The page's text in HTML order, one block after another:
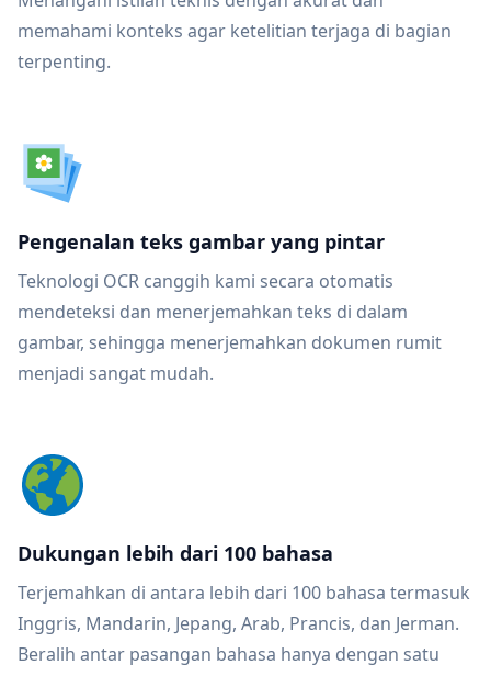
memahami konteks agar ketelitian terjaga di bagian
terpenting.
Pengenalan teks gambar yang pintar
Teknologi OCR canggih kami secara otomatis
mendeteksi dan menerjemahkan teks di dalam
gambar, sehingga menerjemahkan dokumen rumit
menjadi sangat mudah.
Dukungan lebih dari 100 bahasa
Terjemahkan di antara lebih dari 100 bahasa termasuk
Inggris, Mandarin, Jepang, Arab, Prancis, dan Jerman.
Beralih antar pasangan bahasa hanya dengan satu